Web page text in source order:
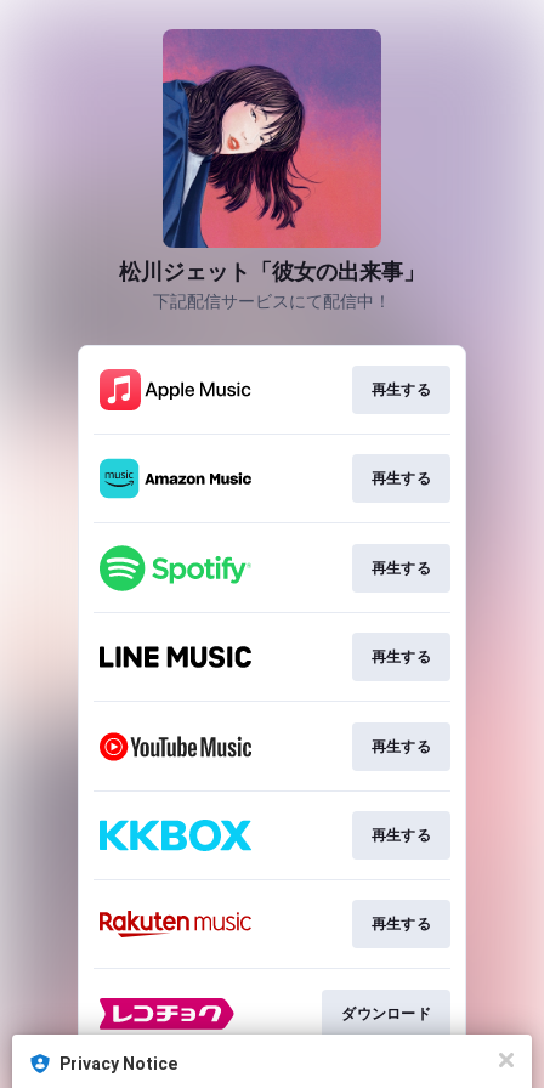
Privacy Notice
松川ジェット「彼女の出来事」
下記配信サービスにて配信中！
再生する
再生する
再生する
再生する
再生する
再生する
再生する
ダウンロード